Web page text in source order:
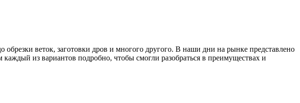
веток, заготовки дров и многого другого. В наши дни на рынке представлено
из вариантов подробно, чтобы смогли разобраться в преимуществах и